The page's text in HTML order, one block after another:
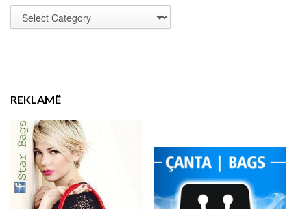
REKLAMË